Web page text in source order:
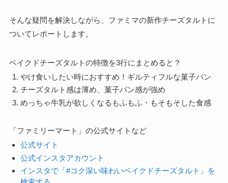
そんな疑問を解決しながら、ファミマの新作チーズタルトに
ついてレポートします。
ベイクドチーズタルトの特徴を3行にまとめると？
やけ食いしたい時におすすめ！ギルティフルな菓子パン
チーズタルト感は薄め、菓子パン感が強め
めっちゃ牛乳が欲しくなるもふもふ・もそもそした食感
「ファミリーマート」の公式サイトなど
公式サイト
公式インスタアカウント
インスタで「#コク深い味わいベイクドチーズタルト」を